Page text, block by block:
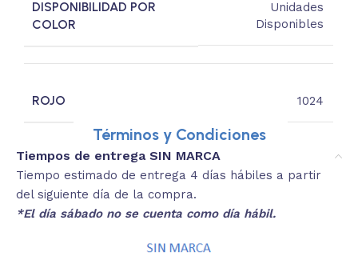
DISPONIBILIDAD POR
COLOR
Unidades
Disponibles
ROJO 1024
Términos y Condiciones
Tiempos de entrega SIN MARCA
Tiempo estimado de entrega 4 días hábiles a partir
del siguiente día de la compra.
*El día sábado no se cuenta como día hábil.